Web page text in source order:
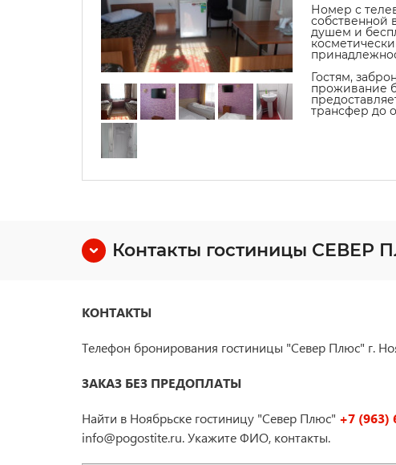
Номер с
собственной
душем и
Гостям,
проживание
трансфер до
Контакты гостиницы СЕВЕР
КОНТАКТЫ
Телефон бронирования гостиницы "Север Плюс" г.
ЗАКАЗ БЕЗ ПРЕДОПЛАТЫ
Найти в Ноябрьске гостиницу "Север Плюс" +7 (963)
info@pogostite.ru. Укажите ФИО, контакты.